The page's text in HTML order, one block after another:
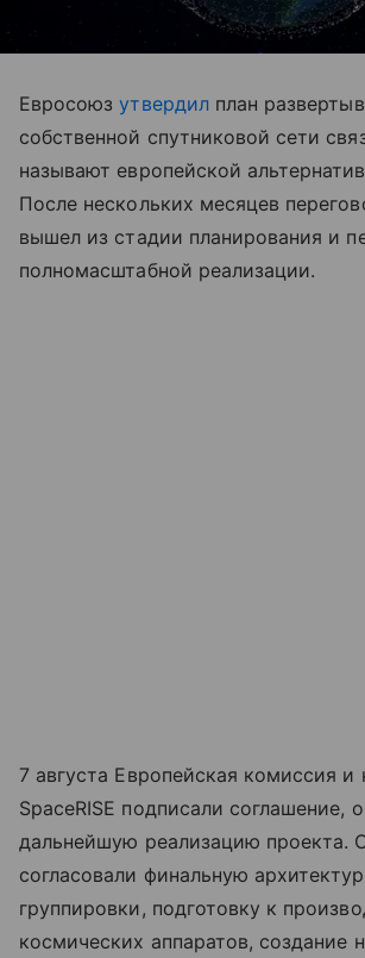
Евросоюзутвердилплан
собственной спутниковой сети
называют европейской
После нескольких месяцев
вышел из стадии планирования и
полномасштабной реализации.
7 августа Европейская комиссия и
SpaceRISE подписали соглашение,
дальнейшую реализацию проекта.
согласовали финальную
группировки, подготовку к
космических аппаратов, создание